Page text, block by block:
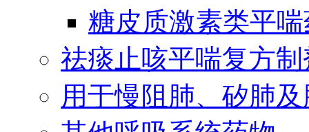
糖皮质激素类平
祛痰止咳平喘复方制
用于慢阻肺、矽肺